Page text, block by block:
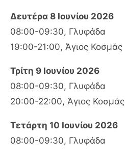
Δευτέρα 8 Ιουνίου 2026
08:00-09:30, Γλυφάδα
19:00-21:00, Άγιος Κοσμάς
Τρίτη 9 Ιουνίου 2026
08:00-09:30, Γλυφάδα
20:00-22:00, Άγιος Κοσμάς
Τετάρτη 10 Ιουνίου 2026
08:00-09:30, Γλυφάδα